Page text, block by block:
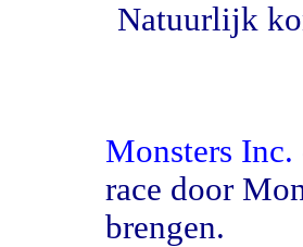
Natuurlijk
Monsters Inc.
race door
brengen.